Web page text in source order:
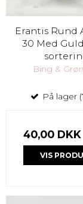
Erantis Rund
30 Med
Bing &
På lager
40,00 DKK
VIS